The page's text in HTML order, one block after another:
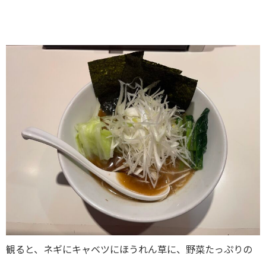
観ると、ネギにキャベツにほうれん草に、野菜たっぷりの